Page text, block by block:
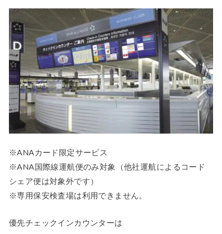
※ANAカード限定サービス
※ANA国際線運航便のみ対象（他社運航によるコード
シェア便は対象外です）
※専用保安検査場は利用できません。
優先チェックインカウンターは